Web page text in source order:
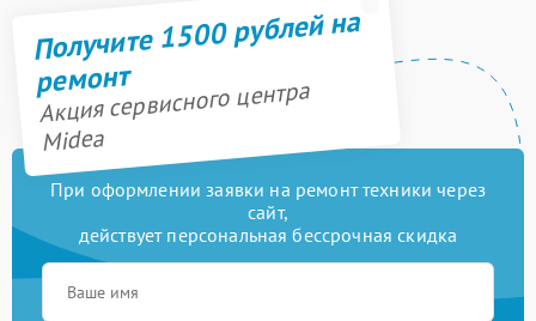
Получите 1500 рублей на
ремонт
Акция сервисного центра
Midea
При оформлении заявки на ремонт техники через
сайт,
действует персональная бессрочная скидка